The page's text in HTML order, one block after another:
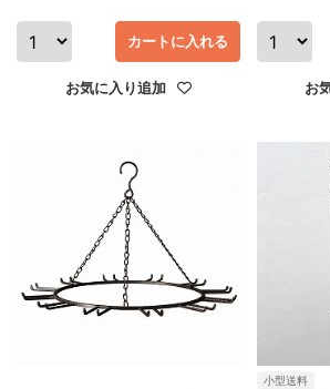
カートに入れる
お気に入り追加 お
小型送料